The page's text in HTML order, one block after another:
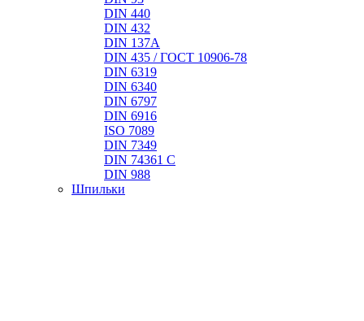
DIN 440
DIN 432
DIN 137A
DIN 435 / ГОСТ 10906-78
DIN 6319
DIN 6340
DIN 6797
DIN 6916
ISO 7089
DIN 7349
DIN 74361 C
DIN 988
Шпильки